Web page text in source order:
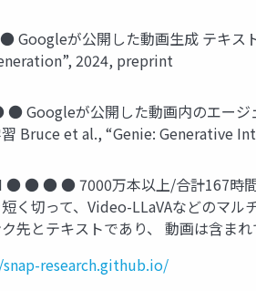
が公開した動画生成 テキス
2024, preprint
Googleが公開した動画内のエージ
Bruce et al., “Genie: Generative
● ● ● ● 7000万本以上/合計167時間
く切って、Video-LLaVAなどのマ
先とテキストであり、 動画は含
research.github.io/